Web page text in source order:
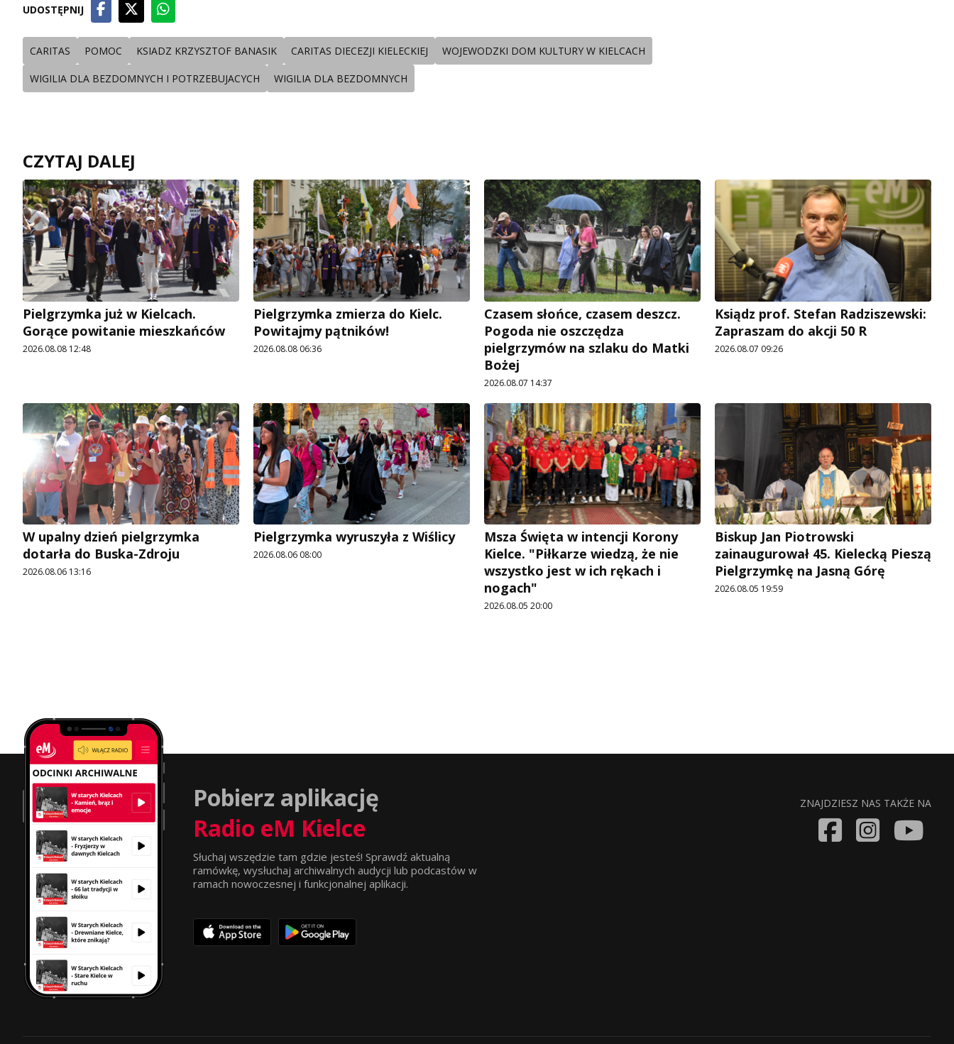
UDOSTĘPNIJ
CARITAS POMOC KSIADZ KRZYSZTOF BANASIK CARITAS DIECEZJI KIELECKIEJ WOJEWODZKI DOM KULTURY W KIELCACH
WIGILIA DLA BEZDOMNYCH I POTRZEBUJACYCH WIGILIA DLA BEZDOMNYCH
CZYTAJ DALEJ
Pielgrzymka już w Kielcach.
Gorące powitanie mieszkańców
2026.08.08 12:48
Pielgrzymka zmierza do Kielc.
Powitajmy pątników!
2026.08.08 06:36
Czasem słońce, czasem deszcz.
Pogoda nie oszczędza
pielgrzymów na szlaku do Matki
Bożej
2026.08.07 14:37
Ksiądz prof. Stefan Radziszewski:
Zapraszam do akcji 50 R
2026.08.07 09:26
W upalny dzień pielgrzymka
dotarła do Buska-Zdroju
2026.08.06 13:16
Pielgrzymka wyruszyła z Wiślicy
2026.08.06 08:00
Msza Święta w intencji Korony
Kielce. "Piłkarze wiedzą, że nie
wszystko jest w ich rękach i
nogach"
2026.08.05 20:00
Biskup Jan Piotrowski
zainaugurował 45. Kielecką Pieszą
Pielgrzymkę na Jasną Górę
2026.08.05 19:59
Pobierz aplikację
Radio eM Kielce
Słuchaj wszędzie tam gdzie jesteś! Sprawdź aktualną
ramówkę, wysłuchaj archiwalnych audycji lub podcastów w
ramach nowoczesnej i funkcjonalnej aplikacji.
ZNAJDZIESZ NAS TAKŻE NA